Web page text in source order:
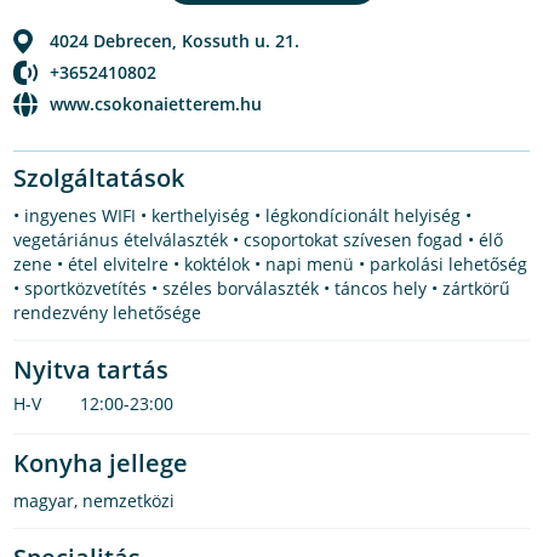
4024 Debrecen, Kossuth u. 21.
+3652410802
www.csokonaietterem.hu
Szolgáltatások
• ingyenes WIFI • kerthelyiség • légkondícionált helyiség •
vegetáriánus ételválaszték • csoportokat szívesen fogad • élő
zene • étel elvitelre • koktélok • napi menü • parkolási lehetőség
• sportközvetítés • széles borválaszték • táncos hely • zártkörű
rendezvény lehetősége
Nyitva tartás
H-V 12:00-23:00
Konyha jellege
magyar, nemzetközi